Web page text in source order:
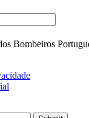
Bombeiros